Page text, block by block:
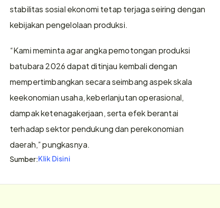
stabilitas sosial ekonomi tetap terjaga seiring dengan
kebijakan pengelolaan produksi.
“Kami meminta agar angka pemotongan produksi
batubara 2026 dapat ditinjau kembali dengan
mempertimbangkan secara seimbang aspek skala
keekonomian usaha, keberlanjutan operasional,
dampak ketenagakerjaan, serta efek berantai
terhadap sektor pendukung dan perekonomian
daerah,” pungkasnya.
Sumber:Klik Disini